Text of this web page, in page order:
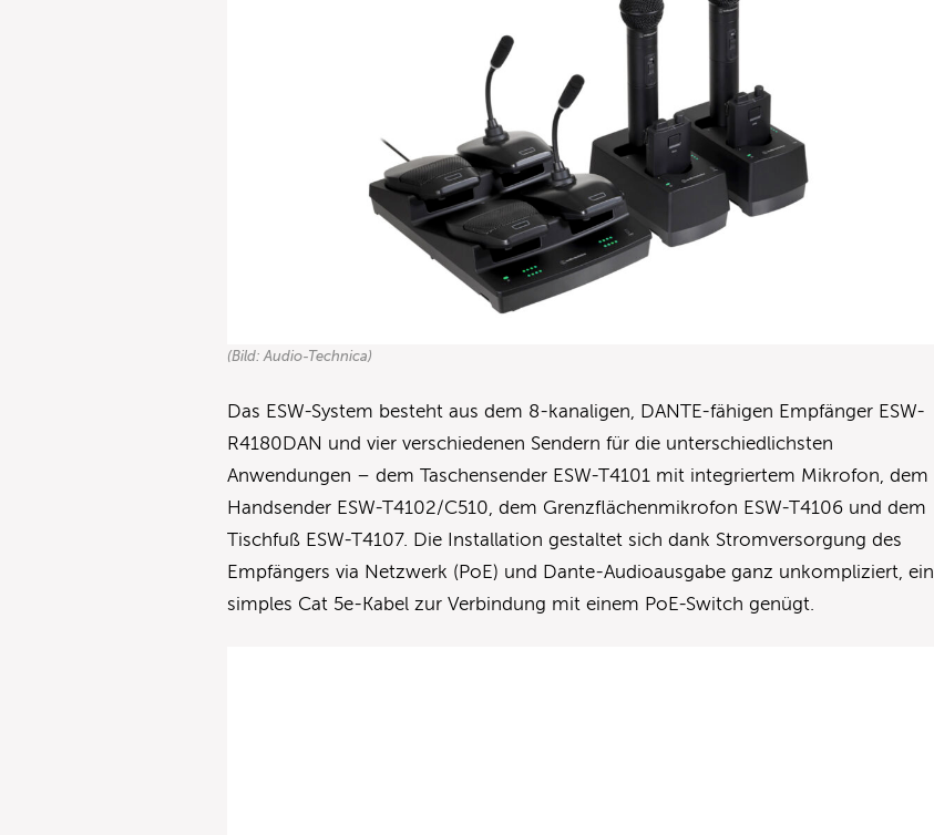
(Bild: Audio-Technica)
Das ESW-System besteht aus dem 8-kanaligen, DANTE-fähigen Empfänger ESW-
R4180DAN und vier verschiedenen Sendern für die unterschiedlichsten
Anwendungen – dem Taschensender ESW-T4101 mit integriertem Mikrofon, dem
Handsender ESW-T4102/C510, dem Grenzflächenmikrofon ESW-T4106 und dem
Tischfuß ESW-T4107. Die Installation gestaltet sich dank Stromversorgung des
Empfängers via Netzwerk (PoE) und Dante-Audioausgabe ganz unkompliziert, ein
simples Cat 5e-Kabel zur Verbindung mit einem PoE-Switch genügt.